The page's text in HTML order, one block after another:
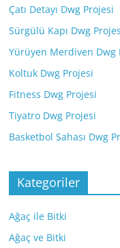
Çatı Detayı Dwg Projesi
Sürgülü Kapı Dwg
Yürüyen Merdiven Dwg
Koltuk Dwg Projesi
Fitness Dwg Projesi
Tiyatro Dwg Projesi
Basketbol Sahası Dwg
Kategoriler
Ağaç ile Bitki
Ağaç ve Bitki